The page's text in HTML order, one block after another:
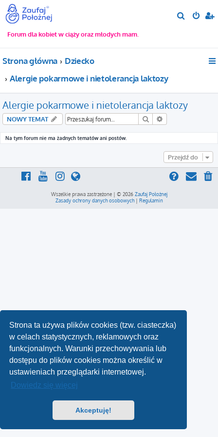
Strona ta używa plików cookies (tzw. ciasteczka)
w celach statystycznych, reklamowych oraz
funkcjonalnych. Warunki przechowywania lub
dostępu do plików cookies można określić w
ustawieniach przeglądarki internetowej.
Dowiedz się więcej
Akceptuję!
Forum dla kobiet w ciąży oraz młodych mam.
Strona główna
Dziecko
Alergie pokarmowe i nietolerancja laktozy
Alergie pokarmowe i nietolerancja laktozy
NOWY TEMAT Szukaj
Na tym forum nie ma żadnych tematów ani postów.
Przejdź do
Wszelkie prawa zastrzeżone | © 2026 Zaufaj Położnej
Zasady ochrony danych osobowych| Regulamin